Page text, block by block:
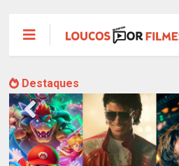
Destaques